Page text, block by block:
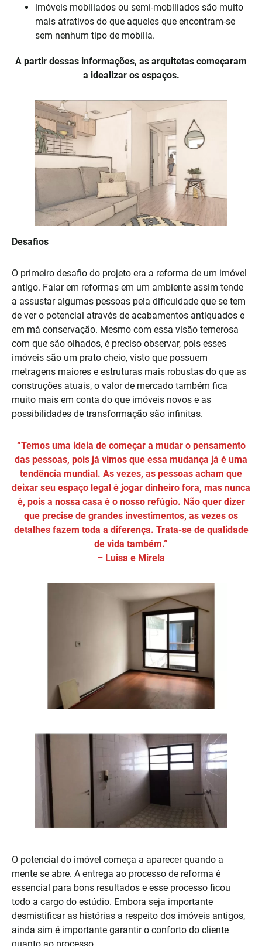
imóveis mobiliados ou semi-mobiliados são muito
mais atrativos do que aqueles que encontram-se
sem nenhum tipo de mobília.
A partir dessas informações, as arquitetas começaram
a idealizar os espaços.
Desafios
O primeiro desafio do projeto era a reforma de um imóvel
antigo. Falar em reformas em um ambiente assim tende
a assustar algumas pessoas pela dificuldade que se tem
de ver o potencial através de acabamentos antiquados e
em má conservação. Mesmo com essa visão temerosa
com que são olhados, é preciso observar, pois esses
imóveis são um prato cheio, visto que possuem
metragens maiores e estruturas mais robustas do que as
construções atuais, o valor de mercado também fica
muito mais em conta do que imóveis novos e as
possibilidades de transformação são infinitas.
“Temos uma ideia de começar a mudar o pensamento
das pessoas, pois já vimos que essa mudança já é uma
tendência mundial. As vezes, as pessoas acham que
deixar seu espaço legal é jogar dinheiro fora, mas nunca
é, pois a nossa casa é o nosso refúgio. Não quer dizer
que precise de grandes investimentos, as vezes os
detalhes fazem toda a diferença. Trata-se de qualidade
de vida também.”
– Luisa e Mirela
O potencial do imóvel começa a aparecer quando a
mente se abre. A entrega ao processo de reforma é
essencial para bons resultados e esse processo ficou
todo a cargo do estúdio. Embora seja importante
desmistificar as histórias a respeito dos imóveis antigos,
ainda sim é importante garantir o conforto do cliente